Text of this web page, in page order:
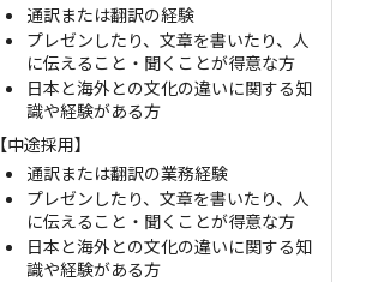
通訳または翻訳の経験
プレゼンしたり、文章を書いたり、人
に伝えること・聞くことが得意な方
日本と海外との文化の違いに関する知
識や経験がある方
【中途採用】
通訳または翻訳の業務経験
プレゼンしたり、文章を書いたり、人
に伝えること・聞くことが得意な方
日本と海外との文化の違いに関する知
識や経験がある方